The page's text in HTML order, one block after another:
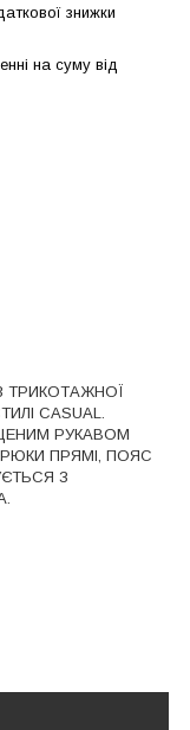
знижки
на суму вiд
ТРИКОТАЖНОЇ
CASUAL.
РУКАВОМ
ПРЯМІ, ПОЯС
З